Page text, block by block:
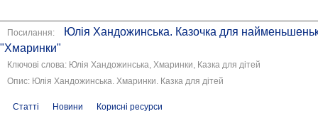
Посилання:
Юлія Хандожинська. Казочка для
"Хмаринки"
Ключові слова: Юлія Хандожинська, Хмаринки, Казка для дітей
Опис: Юлія Хандожинська. Хмаринки. Казка для дітей
Статті Новини Корисні ресурси